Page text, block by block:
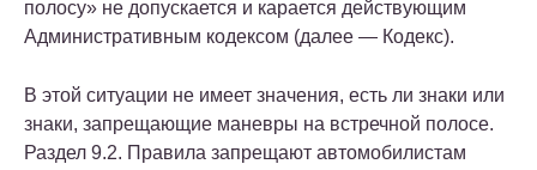
полосу» не допускается и карается действующим
Административным кодексом (далее — Кодекс).
В этой ситуации не имеет значения, есть ли знаки или
знаки, запрещающие маневры на встречной полосе.
Раздел 9.2. Правила запрещают автомобилистам